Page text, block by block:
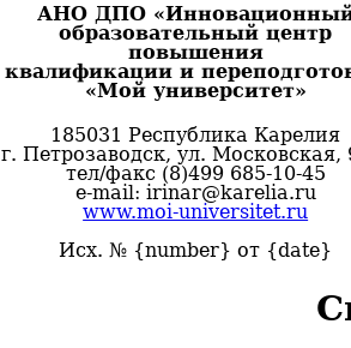
АНО ДПО
образовательный центр
повышения
квалификации и
«Мой университет»
185031 Республика Карелия
г. Петрозаводск, ул. Московская,
тел/факс (8)499 685-10-45
e-mail: irinar@karelia.ru
www.moi-universitet.ru
Исх. № {number} от {date}